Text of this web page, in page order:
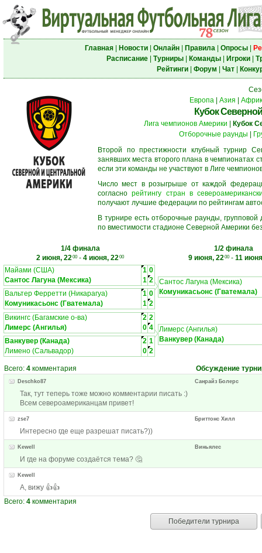
Главная| Новости| Онлайн| Правила| Опросы|
Расписание| Турниры| Команды| Игроки|
Рейтинги| Форум Чат|
Европа| Азия
Кубок
Лига чемпионов Америки
Кубок
Отборочные раунды
Второй по престижности клубный турнир
занявших места второго плана в чемпионатах
если эти команды не участвуют в Лиге
Число мест в розыгрыше от каждой
согласнорейтингу стран в
получают лучшие федерации по рейтингам
В турнире есть отборочные раунды,
по вместимости стадионе Северной Америки
1/4 финала
2 июня, 2200- 4 июня, 2200
1/2 финала
9 июня, 2200- 11
Майами (США)
1 0
Сантос Лагуна (Мексика)
1 2
Вальтер Ферретти (Никарагуа)
1 0
Комуникасьонс (Гватемала)
1 2
Сантос Лагуна (Мексика)
Комуникасьонс (Гватемала)
Викингс (Багамские о-ва) 2 2
Лимерс (Ангилья)
0 4
Ванкувер (Канада)
2 1
Лимено (Сальвадор)
0 2
Лимерс (Ангилья)
Ванкувер (Канада)
Всего: 4 комментария Обсуждение
Deschko87 Санрайз Болерс
Так, тут теперь тоже можно комментарии писать :)
Всем североамериканцам привет!
zse7 Бриттонс Хилл
Интересно где еще разрешат писать?))
Kewell Виньялес
И где на форуме создаётся тема? 🤔
Kewell
А, вижу 👍👍
Всего: 4 комментария
Победители турнира